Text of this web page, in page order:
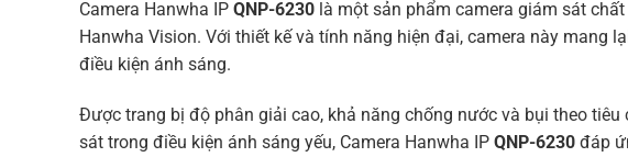
Camera Hanwha IPQNP-6230 là một sản phẩm camera giám sát
Hanwha Vision. Với thiết kế và tính năng hiện đại, camera này mang
điều kiện ánh sáng.
Được trang bị độ phân giải cao, khả năng chống nước và bụi theo
sát trong điều kiện ánh sáng yếu, Camera Hanwha IPQNP-6230 đáp